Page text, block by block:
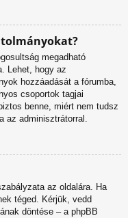
megadható
Lehet, hogy az
hozzáadását a fórumba,
csoportok tagjai
benne, miért nem tudsz
adminisztrátorral.
az oldalára. Ha
téged. Kérjük, vedd
döntése – a phpBB